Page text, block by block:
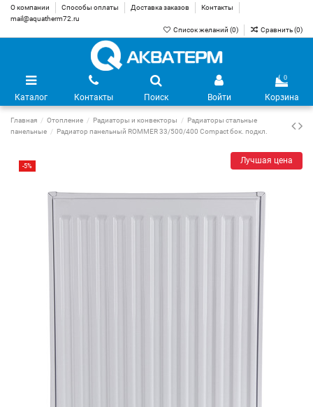
О компании Способы оплаты Доставка заказов
Контакты
mail@aquatherm72.ru
Список желаний (0) Сравнить (0)
Каталог Контакты Поиск Войти
0
Корзина
Главная Отопление Радиаторы и конвекторы
Радиаторы стальные
панельные
Радиатор панельный ROMMER 33/500/400 Compact бок. подкл.
-5%
Лучшая цена